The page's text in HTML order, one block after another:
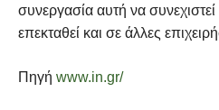
συνεργασία αυτή να
επεκταθεί και σε άλλες
Πηγή www.in.gr/